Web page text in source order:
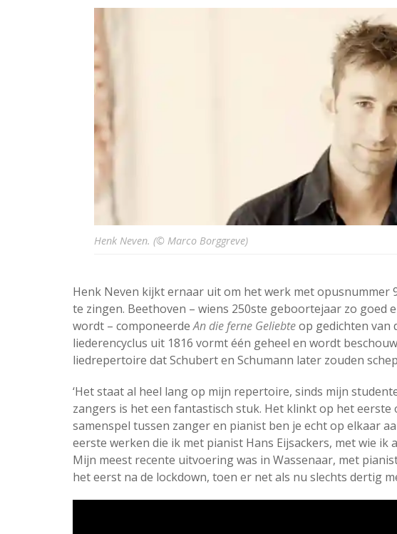
Henk Neven. (© Marco Borggreve)
Henk Neven kijkt ernaar uit om het werk met opusnummer
te zingen. Beethoven – wiens 250ste geboortejaar zo goed
wordt – componeerdeAn die ferne Geliebteop gedichten van
liederencyclus uit 1816 vormt één geheel en wordt
liedrepertoire dat Schubert en Schumann later zouden
‘Het staat al heel lang op mijn repertoire, sinds mijn
zangers is het een fantastisch stuk. Het klinkt op het
samenspel tussen zanger en pianist ben je echt op elkaar
eerste werken die ik met pianist Hans Eijsackers, met wie ik
Mijn meest recente uitvoering was in Wassenaar, met
het eerst na de lockdown, toen er net als nu slechts dertig